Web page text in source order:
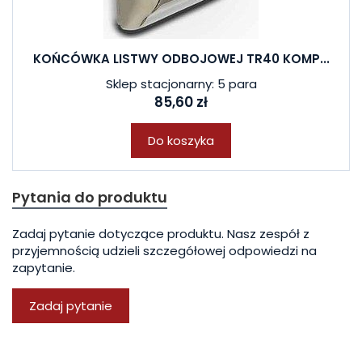
KOŃCÓWKA LISTWY ODBOJOWEJ TR40 KOMP...
Sklep stacjonarny: 5 para
85,60 zł
Do koszyka
Pytania do produktu
Zadaj pytanie dotyczące produktu. Nasz zespół z
przyjemnością udzieli szczegółowej odpowiedzi na
zapytanie.
Zadaj pytanie